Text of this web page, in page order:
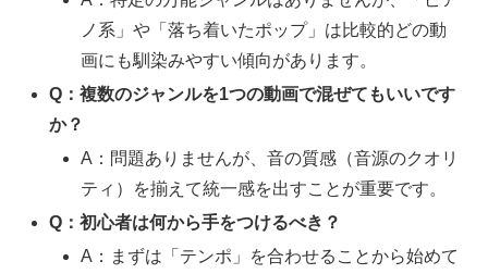
ノ系」や「落ち着いたポップ」は比較的どの動
画にも馴染みやすい傾向があります。
Q：複数のジャンルを1つの動画で混ぜてもいいです
か？
A：問題ありませんが、音の質感（音源のクオリ
ティ）を揃えて統一感を出すことが重要です。
Q：初心者は何から手をつけるべき？
A：まずは「テンポ」を合わせることから始めて